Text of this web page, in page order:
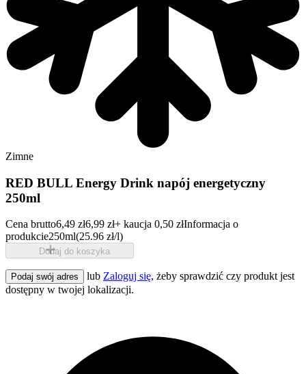
Zimne
RED BULL Energy Drink napój energetyczny
250ml
Cena brutto6,49 zł6,99 zł+ kaucja 0,50 złInformacja o
produkcie250ml(25.96 zł/l)
Dodaj do koszyka
Podaj swój adres lub Zaloguj się, żeby sprawdzić czy produkt jest
dostępny w twojej lokalizacji.